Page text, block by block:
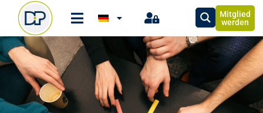
Mitglied
werden